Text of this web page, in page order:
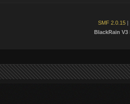
SMF 2.0.15
BlackRain V3